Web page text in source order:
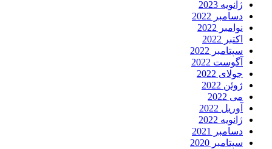
ژانویه 2023
دسامبر 2022
نوامبر 2022
اکتبر 2022
سپتامبر 2022
آگوست 2022
جولای 2022
ژوئن 2022
می 2022
آوریل 2022
ژانویه 2022
دسامبر 2021
سپتامبر 2020